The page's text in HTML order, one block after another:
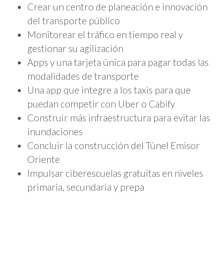
Crear un centro de planeación e innovación
del transporte público
Monitorear el tráfico en tiempo real y
gestionar su agilización
Apps y una tarjeta única para pagar todas las
modalidades de transporte
Una app que integre a los taxis para que
puedan competir con Uber o Cabify
Construir más infraestructura para evitar las
inundaciones
Concluir la construcción del Túnel Emisor
Oriente
Impulsar ciberescuelas gratuitas en niveles
primaria, secundaria y prepa